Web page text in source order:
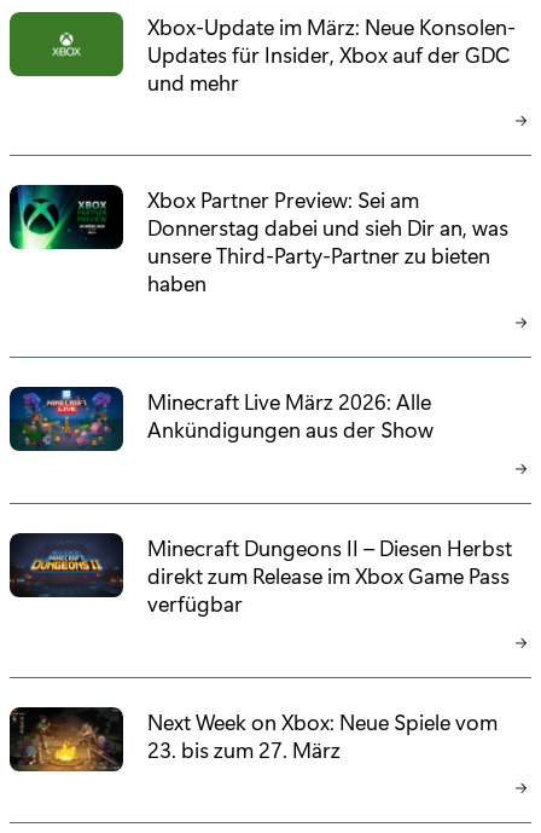
Xbox-Update im März: Neue Konsolen-
Updates für Insider, Xbox auf der GDC
und mehr
Xbox Partner Preview: Sei am
Donnerstag dabei und sieh Dir an, was
unsere Third-Party-Partner zu bieten
haben
Minecraft Live März 2026: Alle
Ankündigungen aus der Show
Minecraft Dungeons II – Diesen Herbst
direkt zum Release im Xbox Game Pass
verfügbar
Next Week on Xbox: Neue Spiele vom
23. bis zum 27. März